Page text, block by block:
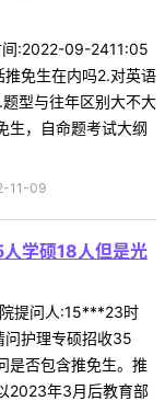
:2022-09-2411:05
免生在内吗2.对英语
型与往年区别大不大
生，自命题考试大纲
11-09
学硕18人但是光
提问人:15***23时
护理专硕招收35
是否包含推免生。推
2023年3月后教育部